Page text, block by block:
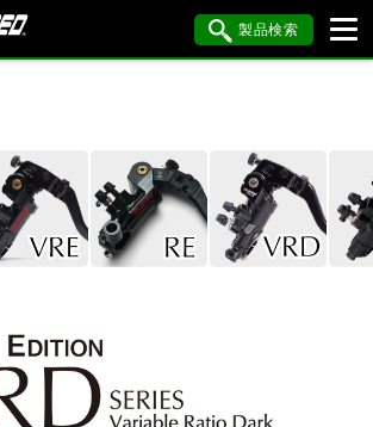
製品検索
YAMAHA SUZUKI
BMW DUCATI